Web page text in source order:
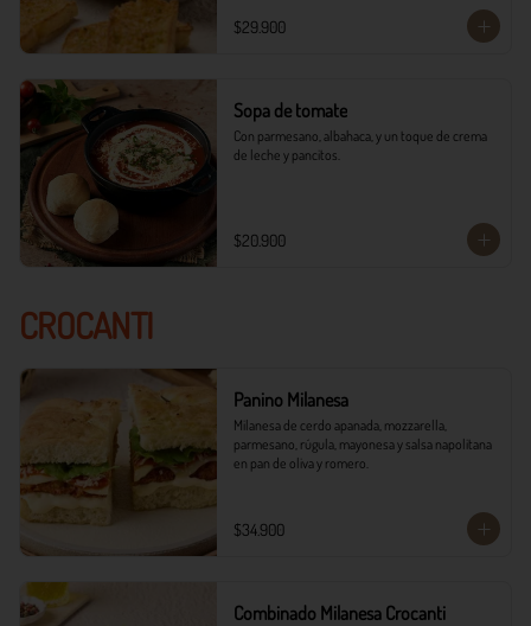
$29.900
Sopa de tomate
Con parmesano, albahaca, y un toque de crema
de leche y pancitos.
$20.900
CROCANTI
Panino Milanesa
Milanesa de cerdo apanada, mozzarella,
parmesano, rúgula, mayonesa y salsa napolitana
en pan de oliva y romero.
$34.900
Combinado Milanesa Crocanti